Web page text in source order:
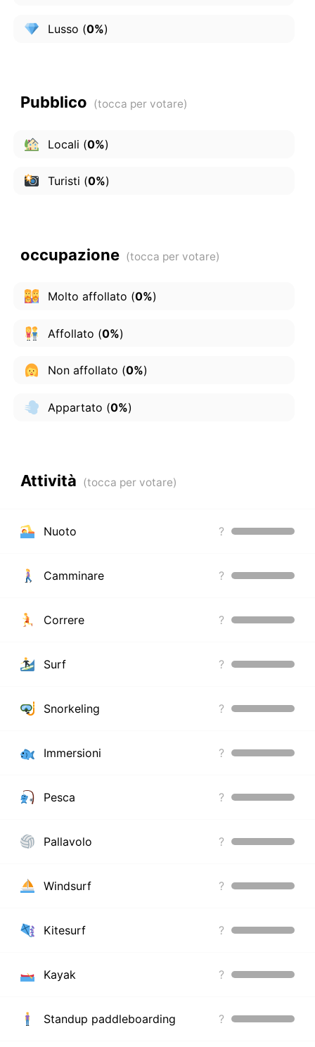
Lusso (0%)
Pubblico
Locali (0%)
Turisti (0%)
occupazione
Molto affollato (0%)
Affollato (0%)
Non affollato (0%)
Appartato (0%)
Attività
Nuoto ?
Camminare ?
Correre ?
Surf ?
Snorkeling ?
Immersioni ?
Pesca ?
Pallavolo ?
Windsurf ?
Kitesurf ?
Kayak ?
Standup paddleboarding ?